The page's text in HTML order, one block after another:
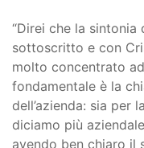
“Direi che la
sottoscritto e con
molto concentrato
fondamentale è la
dell’azienda: sia per
diciamo più
avendo ben chiaro il